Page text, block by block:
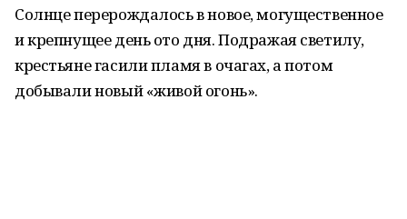
Солнце перерождалось в новое, могущественное
и крепнущее день ото дня. Подражая светилу,
крестьяне гасили пламя в очагах, а потом
добывали новый «живой огонь».